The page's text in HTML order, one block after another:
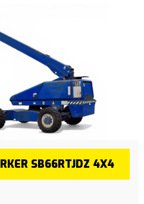
SB66RTJDZ 4X4